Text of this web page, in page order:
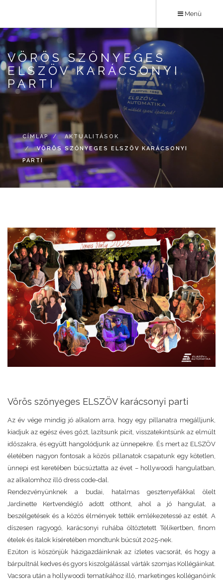
tartalomra
Menü
VÖRÖS SZŐNYEGES
ELSZÖV KARÁCSONYI
PARTI
CÍMLAP
AKTUALITÁSOK
VÖRÖS SZŐNYEGES ELSZÖV KARÁCSONYI
PARTI
Vörös szőnyeges ELSZÖV karácsonyi parti
Az év vége mindig jó alkalom arra, hogy egy pillanatra megálljunk,
kiadjuk az egész éves gőzt, lazítsunk picit, visszatekintsünk az elmúlt
időszakra, és együtt hangolódjunk az ünnepekre. És mert az ELSZÖV
életében nagyon fontosak a közös pillanatok csapatunk egy kötetlen,
ünnepi est keretében búcsúztatta az évet – hollywoodi hangulatban,
az alkalomhoz illő dress code-dal.
Rendezvényünknek a budai, hatalmas gesztenyefákkal ölelt
Jardinette Kertvendéglő adott otthont, ahol a jó hangulat, a
beszélgetések és a közös élmények tették emlékezetessé az estét. A
díszesen ragyogó, karácsonyi ruhába öltöztetett Télikertben, finom
ételek és italok kíséretében mondtunk búcsút 2025-nek.
Ezúton is köszönjük házigazdáinknak az ízletes vacsorát, és hogy a
bárpultnál kedves és gyors kiszolgálással várták szomjas Kollégáinkat.
Vacsora után a hollywoodi tematikához illő, marketinges kolléganőink